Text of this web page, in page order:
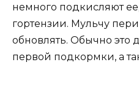
немного подкисляют
гортензии. Мульчу
обновлять. Обычно это
первой подкормки, а